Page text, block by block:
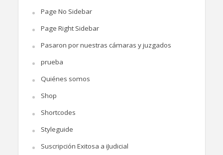
Page No Sidebar
Page Right Sidebar
Pasaron por nuestras cámaras y juzgados
prueba
Quiénes somos
Shop
Shortcodes
Styleguide
Suscripción Exitosa a iJudicial